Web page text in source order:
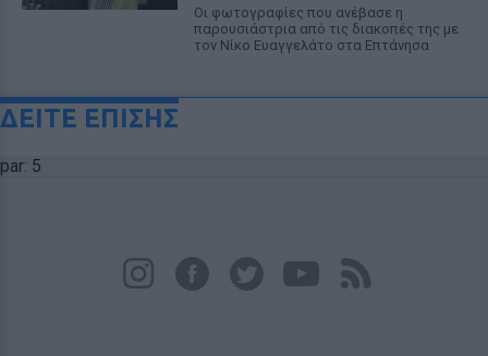
Οι φωτογραφίες που ανέβασε η
παρουσιάστρια από τις διακοπές της με
τον Νίκο Ευαγγελάτο στα Επτάνησα
ΔΕΙΤΕ ΕΠΙΣΗΣ
par: 5